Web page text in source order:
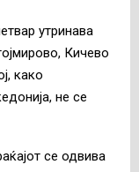
утринава
Кичево
како
не се
се одвива